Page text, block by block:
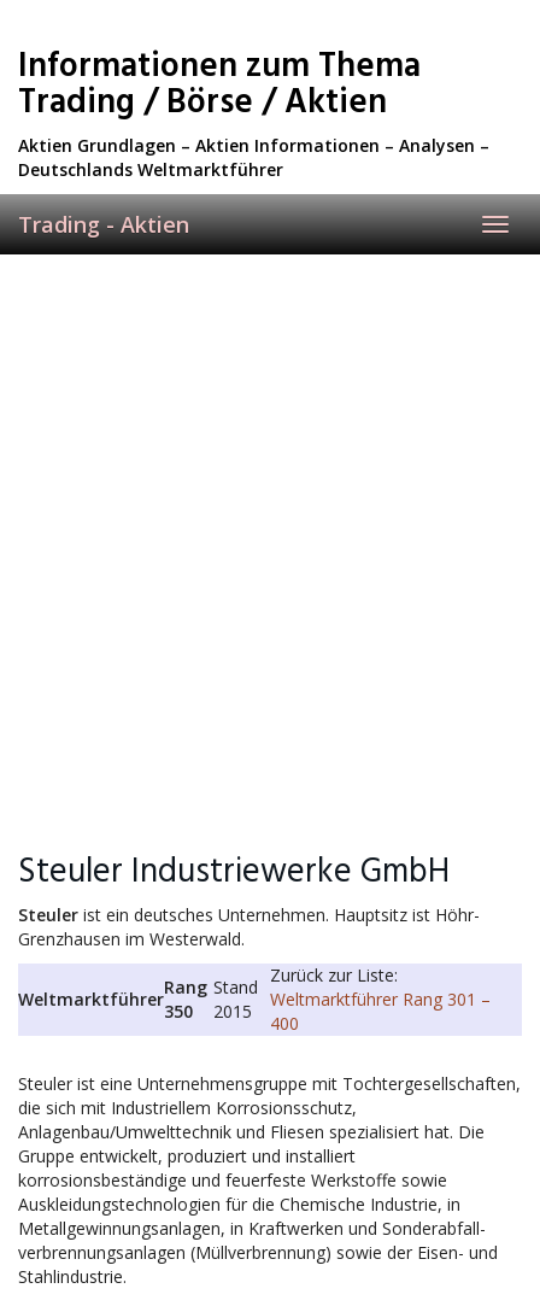
main
content
Informationen zum Thema
Trading / Börse / Aktien
Aktien Grundlagen – Aktien Informationen – Analysen –
Deutschlands Weltmarktführer
Trading - Aktien
Steuler Industriewerke GmbH
Steuler ist ein deutsches Unternehmen. Hauptsitz ist Höhr-
Grenzhausen im Westerwald.
Weltmarktführer
Rang
350
Stand
2015
Zurück zur Liste:
Weltmarktführer Rang 301 –
400
Steuler ist eine Unternehmensgruppe mit Tochtergesellschaften,
die sich mit Industriellem Korrosionsschutz,
Anlagenbau/Umwelttechnik und Fliesen spezialisiert hat. Die
Gruppe entwickelt, produziert und installiert
korrosionsbeständige und feuerfeste Werkstoffe sowie
Auskleidungstechnologien für die Chemische Industrie, in
Metallgewinnungsanlagen, in Kraftwerken und Sonderabfall-
verbrennungsanlagen (Müllverbrennung) sowie der Eisen- und
Stahlindustrie.